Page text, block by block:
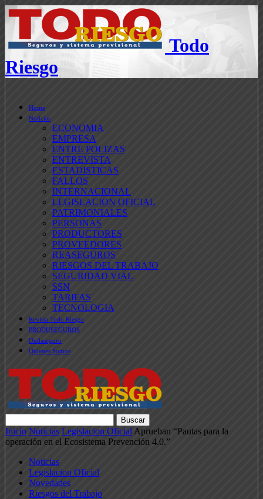
Todo
Riesgo
Home
Noticias
ECONOMIA
EMPRESA
ENTRE POLIZAS
ENTREVISTA
ESTADISTICAS
FALLOS
INTERNACIONAL
LEGISLACION OFICIAL
PATRIMONIALES
PERSONAS
PRODUCTORES
PROVEEDORES
REASEGUROS
RIESGOS DEL TRABAJO
SEGURIDAD VIAL
SSN
TARIFAS
TECNOLOGIA
Revista Todo Riesgo
PRODUSEGUROS
Ondaseguro
Quienes Somos
Inicio Noticias Legislacion Oficial Aprueban “Pautas para la
operación en el Ecosistema Prevención 4.0.”
Noticias
Legislacion Oficial
Novedades
Riesgos del Trabajo